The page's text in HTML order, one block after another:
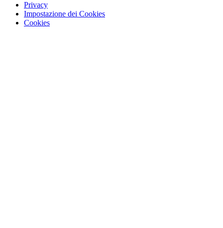
Privacy
Impostazione dei Cookies
Cookies